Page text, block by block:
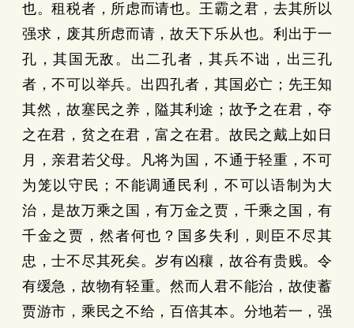
也。租税者，所虑而请也。王霸之君，去其所以
强求，废其所虑而请，故天下乐从也。利出于一
孔，其国无敌。出二孔者，其兵不诎，出三孔
者，不可以举兵。出四孔者，其国必亡；先王知
其然，故塞民之养，隘其利途；故予之在君，夺
之在君，贫之在君，富之在君。故民之戴上如日
月，亲君若父母。凡将为国，不通于轻重，不可
为笼以守民；不能调通民利，不可以语制为大
治，是故万乘之国，有万金之贾，千乘之国，有
千金之贾，然者何也？国多失利，则臣不尽其
忠，士不尽其死矣。岁有凶穰，故谷有贵贱。令
有缓急，故物有轻重。然而人君不能治，故使蓄
贾游市，乘民之不给，百倍其本。分地若一，强